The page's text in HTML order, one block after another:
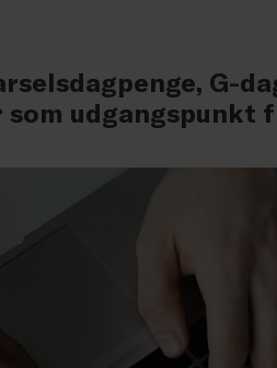
G-
udgangspunkt